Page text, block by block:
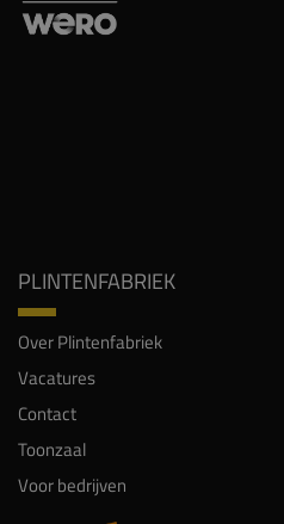
PLINTENFABRIEK
Over Plintenfabriek
Vacatures
Contact
Toonzaal
Voor bedrijven